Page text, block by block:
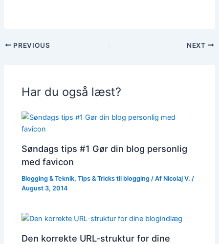
PREVIOUS NEXT
Har du også læst?
Søndags tips #1 Gør din blog personlig
med favicon
Blogging & Teknik,Tips & Tricks til blogging / Af Nicolaj V. /
August 3, 2014
Den korrekte URL-struktur for dine